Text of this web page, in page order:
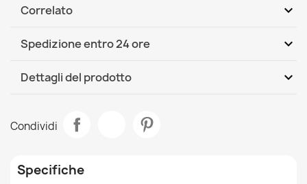
Correlato expand_more
Tappeto moderno lavabile LATIO 71351200 salmone
71,90 €
Spedizione entro 24 ore expand_more
DHL / GLS International
Dettagli del prodotto expand_more
Dimensioni
Condividi
Specifiche